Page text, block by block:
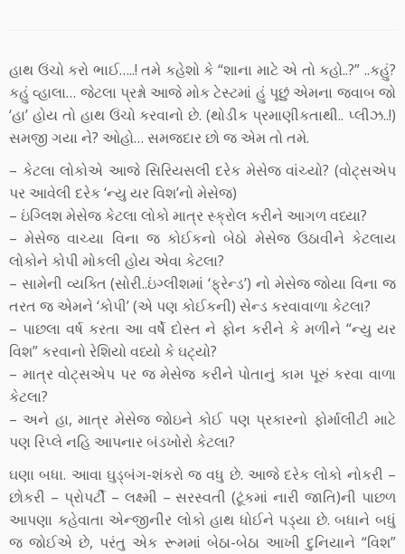
હાથ ઉંચો કરો ભાઈ…..! તમે કહેશો કે “શાના માટે એ તો કહો..?” ..કહું?
કહું વ્હાલા… જેટલા પ્રશ્નો આજે મોક ટેસ્ટમાં હું પૂછું એમના જવાબ જો
‘હા’ હોય તો હાથ ઉંચો કરવાનો છે. (થોડીક પ્રમાણીકતાથી.. પ્લીઝ..!)
સમજી ગયા ને? ઓહો… સમજદાર છો જ એમ તો તમે.
– કેટલા લોકોએ આજે સિરિયસલી દરેક મેસેજ વાંચ્યો? (વોટ્સએપ
પર આવેલી દરેક ‘ન્યુ યર વિશ’નો મેસેજ)
– ઇંગ્લિશ મેસેજ કેટલા લોકો માત્ર સ્ક્રોલ કરીને આગળ વધ્યા?
– મેસેજ વાચ્યા વિના જ કોઈકનો બેઠો મેસેજ ઉઠાવીને કેટલાય
લોકોને કોપી મોકલી હોય એવા કેટલા?
– સામેની વ્યક્તિ (સોરી..ઇંગ્લીશમાં ‘ફ્રેન્ડ’) નો મેસેજ જોયા વિના જ
તરત જ એમને ‘કોપી’ (એ પણ કોઈકની) સેન્ડ કરવાવાળા કેટલા?
– પાછલા વર્ષ કરતા આ વર્ષે દોસ્ત ને ફોન કરીને કે મળીને “ન્યુ યર
વિશ” કરવાનો રેશિયો વધ્યો કે ઘટ્યો?
– માત્ર વોટ્સએપ પર જ મેસેજ કરીને પોતાનું કામ પૂરું કરવા વાળા
કેટલા?
– અને હા, માત્ર મેસેજ જોઇને કોઈ પણ પ્રકારનો ફોર્માલીટી માટે
પણ રિપ્લે નહિ આપનાર બંડખોરો કેટલા?
ઘણા બધા. આવા ઘુડ્બંગ-શંકરો જ વધુ છે. આજે દરેક લોકો નોકરી –
છોકરી – પ્રોપર્ટી – લક્ષ્મી – સરસ્વતી (ટૂંકમાં નારી જાતિ)ની પાછળ
આપણા કહેવાતા એન્જીનીર લોકો હાથ ધોઈને પડ્યા છે. બધાને બધું
જ જોઈએ છે, પરંતુ એક રૂમમાં બેઠા-બેઠા આખી દુનિયાને “વિશ”